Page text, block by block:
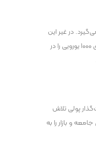
در غیر این
صورت، اگر این شبکه‌های دلالی همه چیز را به صورت کامل می‌دانستند و از محدودیت منابع مطمئن بودند، به راحتی اجازه می‌دادند دولت هر اقدامی که می‌خواهد انجام دهد؛ مثلاً همان سهمیه‌های ۱۰۰۰ یورویی را در
پولی تلاش
و بازار را به